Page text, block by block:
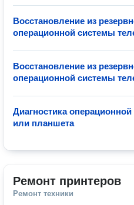
Восстановление из
операционной системы
Восстановление из
операционной системы
Диагностика
или планшета
Ремонт принтеров
Ремонт техники